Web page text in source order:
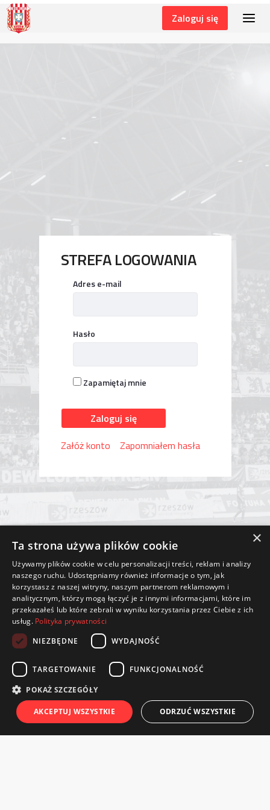
Zaloguj się
LOGIN
STREFA LOGOWANIA
Logowanie
Adres e-mail
Hasło
Zapamiętaj mnie
Zaloguj się
Załóż konto
Zapomniałem hasła
ul. Wyspiańskiego 22
35-111 Rzeszów
×
Ta strona używa plików cookie
Używamy plików cookie w celu personalizacji treści, reklam i analizy
naszego ruchu. Udostępniamy również informacje o tym, jak
korzystasz z naszej witryny, naszym partnerom reklamowym i
analitycznym, którzy mogą łączyć je z innymi informacjami, które im
przekazałeś lub które zebrali w wyniku korzystania przez Ciebie z ich
usług. Polityka prywatności
NIEZBĘDNE
WYDAJNOŚĆ
TARGETOWANIE FUNKCJONALNOŚĆ
POKAŻ SZCZEGÓŁY
AKCEPTUJ WSZYSTKIE ODRZUĆ WSZYSTKIE